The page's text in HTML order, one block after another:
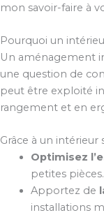
mon savoir-faire à
Pourquoi un
Un aménagement
une question de
peut être exploité
rangement et en
Grâce à un intérieur
Optimisez
petites pièces.
Apportez de
installations